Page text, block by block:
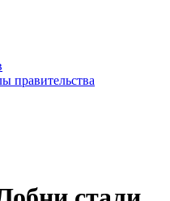
правительства